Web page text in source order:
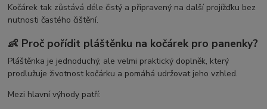
Kočárek tak zůstává déle čistý a připravený na další projížďku bez
nutnosti častého čištění.
👶 Proč pořídit pláštěnku na kočárek pro panenky?
Pláštěnka je jednoduchý, ale velmi praktický doplněk, který
prodlužuje životnost kočárku a pomáhá udržovat jeho vzhled.
Mezi hlavní výhody patří: